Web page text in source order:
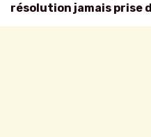
résolution jamais prise